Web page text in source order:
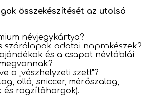
összekészítését az utolsó
névjegykártya?
szórólapok adatai naprakészek?
és a csapat névtáblái
a „vészhelyzeti szett"?
olló, sniccer, mérőszalag,
és rögzítőhorgok).